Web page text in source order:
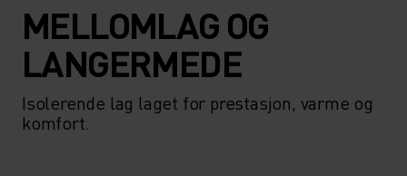
MELLOMLAG OG
LANGERMEDE
Isolerende lag laget for prestasjon, varme og
komfort.